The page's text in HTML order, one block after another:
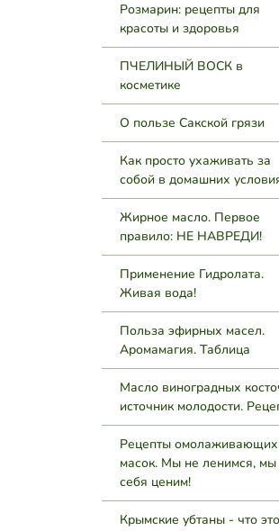
Розмарин: рецепты для
красоты и здоровья
ПЧЕЛИНЫЙ ВОСК в
косметике
О пользе Сакской грязи
Как просто ухаживать за
собой в домашних
Жирное масло. Первое
правило: НЕ НАВРЕДИ!
Применение Гидролата.
Живая вода!
Польза эфирных масел.
Аромамагия. Таблица
Масло виноградных
источник молодости.
Рецепты омолаживающих
масок. Мы не ленимся, мы
себя ценим!
Крымские убтаны - что